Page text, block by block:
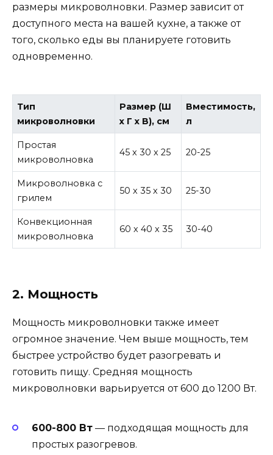
размеры микроволновки. Размер зависит от
доступного места на вашей кухне, а также от
того, сколько еды вы планируете готовить
одновременно.
Тип
микроволновки
Размер (Ш
x Г x В), см
Вместимость,
л
Простая
микроволновка
45 x 30 x 25 20-25
Микроволновка с
грилем
50 x 35 x 30 25-30
Конвекционная
микроволновка
60 x 40 x 35 30-40
2. Мощность
Мощность микроволновки также имеет
огромное значение. Чем выше мощность, тем
быстрее устройство будет разогревать и
готовить пищу. Средняя мощность
микроволновки варьируется от 600 до 1200 Вт.
600-800 Вт — подходящая мощность для
простых разогревов.